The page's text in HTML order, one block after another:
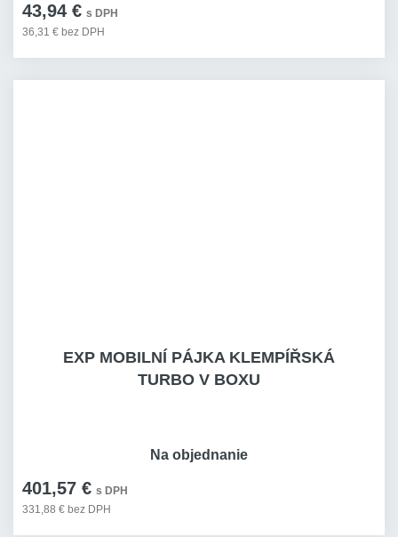
43,94 € s DPH
36,31 € bez DPH
EXP MOBILNÍ PÁJKA KLEMPÍŘSKÁ
TURBO V BOXU
401,57 € s DPH
331,88 € bez DPH
Na objednanie